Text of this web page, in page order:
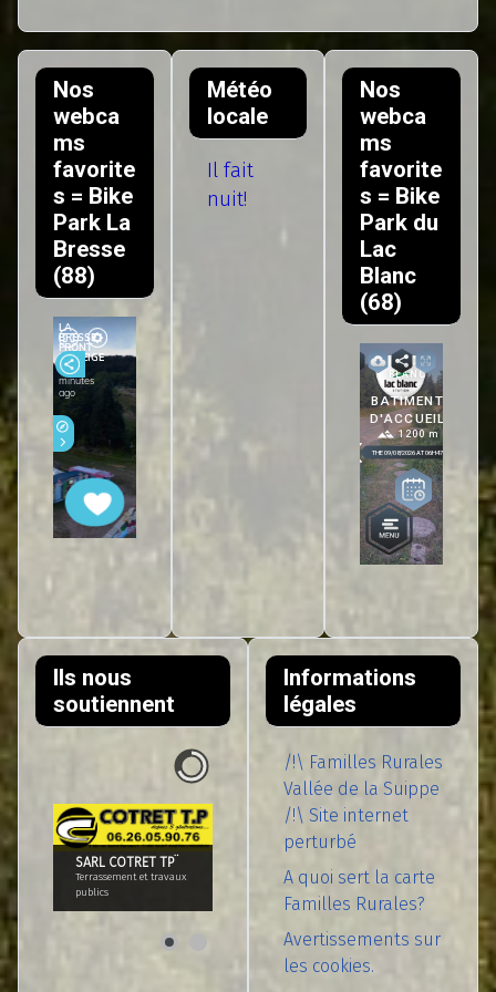
Nos
webca
ms
favorite
s = Bike
Park La
Bresse
(88)
Météo
locale
Il fait
nuit!
Nos
webca
ms
favorite
s = Bike
Park du
Lac
Blanc
(68)
Ils nous
soutiennent
SARL COTRET TP¨
Terrassement et travaux
publics
Informations
légales
/!\ Familles Rurales
Vallée de la Suippe
/!\ Site internet
perturbé
A quoi sert la carte
Familles Rurales?
Avertissements sur
les cookies.